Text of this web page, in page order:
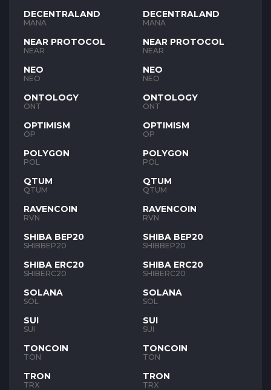
DECENTRALAND
MANA
NEAR PROTOCOL
NEAR
NEO
NEO
ONTOLOGY
ONT
OPTIMISM
OP
POLYGON
POL
QTUM
QTUM
RAVENCOIN
RVN
SHIBA BEP20
SHIBBEP20
SHIBA ERC20
SHIBERC20
SOLANA
SOL
SUI
SUI
TONCOIN
TON
TRON
TRX
DECENTRALAND
MANA
NEAR PROTOCOL
NEAR
NEO
NEO
ONTOLOGY
ONT
OPTIMISM
OP
POLYGON
POL
QTUM
QTUM
RAVENCOIN
RVN
SHIBA BEP20
SHIBBEP20
SHIBA ERC20
SHIBERC20
SOLANA
SOL
SUI
SUI
TONCOIN
TON
TRON
TRX